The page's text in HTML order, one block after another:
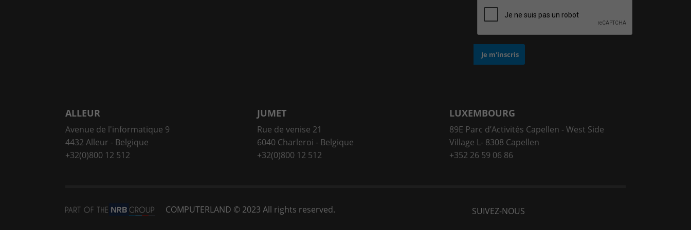
ALLEUR
Avenue de l'informatique 9
4432 Alleur - Belgique
+32(0)800 12 512
JUMET
Rue de venise 21
6040 Charleroi - Belgique
+32(0)800 12 512
LUXEMBOURG
89E Parc d’Activités Capellen - West Side
Village L- 8308 Capellen
+352 26 59 06 86
SUIVEZ-NOUS
COMPUTERLAND © 2023 All rights reserved.